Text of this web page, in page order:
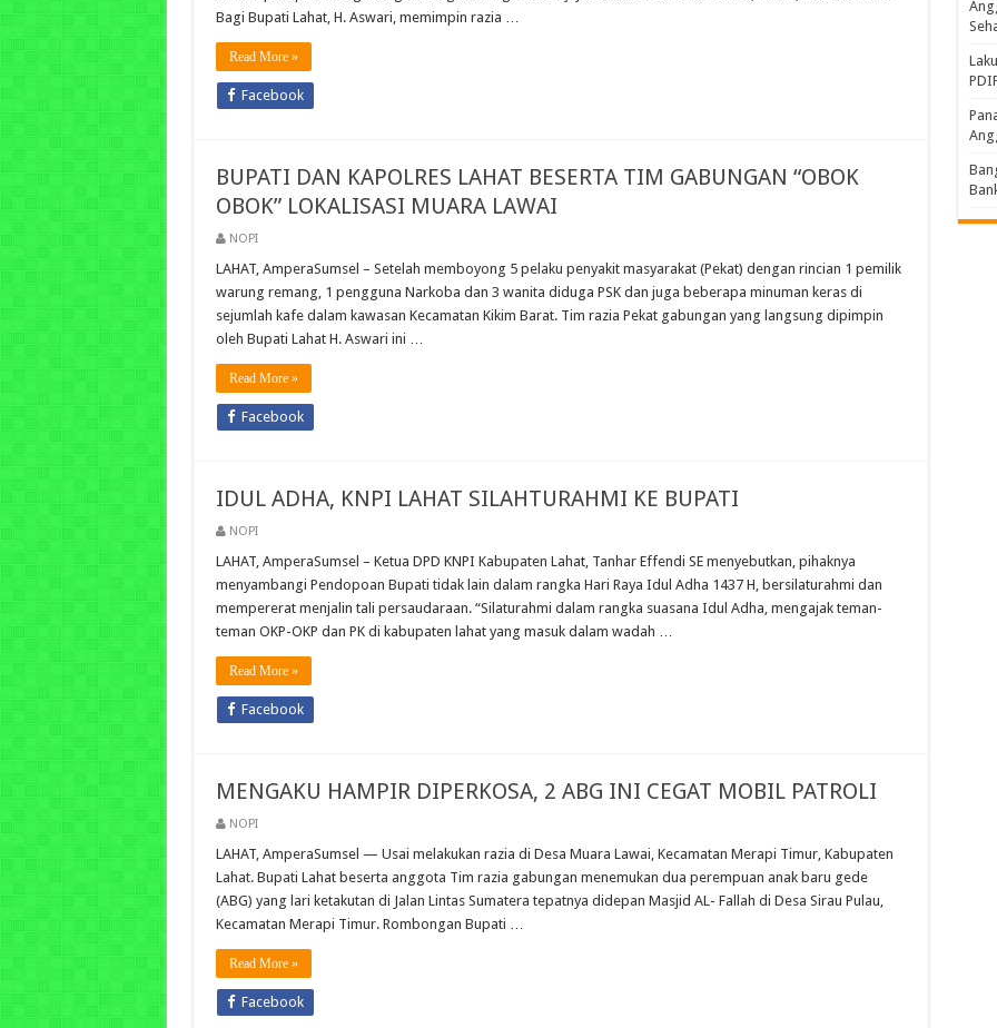
Bagi Bupati Lahat, H. Aswari, memimpin razia …
Read More »
Facebook
BUPATI DAN KAPOLRES LAHAT BESERTA TIM GABUNGAN “OBOK
OBOK” LOKALISASI MUARA LAWAI
NOPI
LAHAT, AmperaSumsel – Setelah memboyong 5 pelaku penyakit masyarakat (Pekat) dengan rincian 1 pemilik
warung remang, 1 pengguna Narkoba dan 3 wanita diduga PSK dan juga beberapa minuman keras di
sejumlah kafe dalam kawasan Kecamatan Kikim Barat. Tim razia Pekat gabungan yang langsung dipimpin
oleh Bupati Lahat H. Aswari ini …
Read More »
Facebook
IDUL ADHA, KNPI LAHAT SILAHTURAHMI KE BUPATI
NOPI
LAHAT, AmperaSumsel – Ketua DPD KNPI Kabupaten Lahat, Tanhar Effendi SE menyebutkan, pihaknya
menyambangi Pendopoan Bupati tidak lain dalam rangka Hari Raya Idul Adha 1437 H, bersilaturahmi dan
mempererat menjalin tali persaudaraan. “Silaturahmi dalam rangka suasana Idul Adha, mengajak teman-
teman OKP-OKP dan PK di kabupaten lahat yang masuk dalam wadah …
Read More »
Facebook
MENGAKU HAMPIR DIPERKOSA, 2 ABG INI CEGAT MOBIL PATROLI
NOPI
LAHAT, AmperaSumsel — Usai melakukan razia di Desa Muara Lawai, Kecamatan Merapi Timur, Kabupaten
Lahat. Bupati Lahat beserta anggota Tim razia gabungan menemukan dua perempuan anak baru gede
(ABG) yang lari ketakutan di Jalan Lintas Sumatera tepatnya didepan Masjid AL- Fallah di Desa Sirau Pulau,
Kecamatan Merapi Timur. Rombongan Bupati …
Read More »
Facebook